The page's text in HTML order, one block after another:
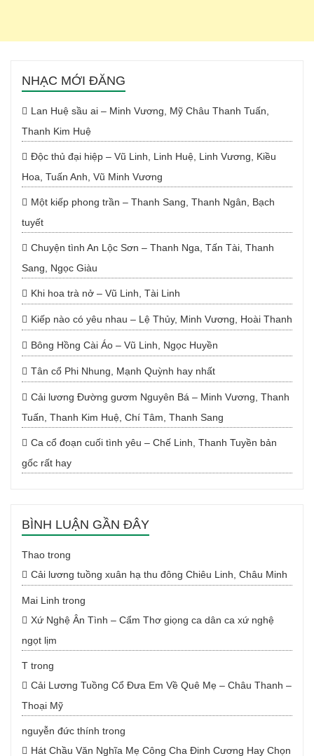
NHẠC MỚI ĐĂNG
Lan Huệ sầu ai – Minh Vương, Mỹ Châu Thanh Tuấn,
Thanh Kim Huệ
Độc thủ đại hiệp – Vũ Linh, Linh Huệ, Linh Vương, Kiều
Hoa, Tuấn Anh, Vũ Minh Vương
Một kiếp phong trần – Thanh Sang, Thanh Ngân, Bạch
tuyết
Chuyện tình An Lộc Sơn – Thanh Nga, Tấn Tài, Thanh
Sang, Ngọc Giàu
Khi hoa trà nở – Vũ Linh, Tài Linh
Kiếp nào có yêu nhau – Lệ Thủy, Minh Vương, Hoài Thanh
Bông Hồng Cài Áo – Vũ Linh, Ngọc Huyền
Tân cổ Phi Nhung, Mạnh Quỳnh hay nhất
Cải lương Đường gươm Nguyên Bá – Minh Vương, Thanh
Tuấn, Thanh Kim Huệ, Chí Tâm, Thanh Sang
Ca cổ đoạn cuối tình yêu – Chế Linh, Thanh Tuyền bản
gốc rất hay
BÌNH LUẬN GẦN ĐÂY
Thao trong
Cải lương tuồng xuân hạ thu đông Chiêu Linh, Châu Minh
Mai Linh trong
Xứ Nghệ Ân Tình – Cẩm Thơ giọng ca dân ca xứ nghệ
ngọt lịm
T trong
Cải Lương Tuồng Cổ Đưa Em Về Quê Mẹ – Châu Thanh –
Thoại Mỹ
nguyễn đức thính trong
Hát Chầu Văn Nghĩa Mẹ Công Cha Đinh Cương Hay Chọn